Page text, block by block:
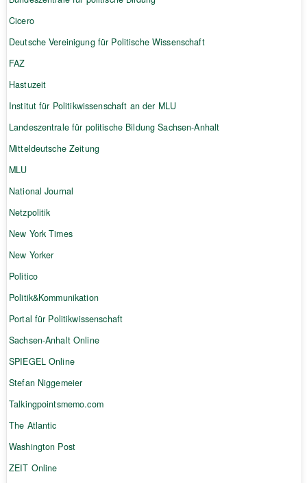
Cicero
Deutsche Vereinigung für Politische Wissenschaft
FAZ
Hastuzeit
Institut für Politikwissenschaft an der MLU
Landeszentrale für politische Bildung Sachsen-Anhalt
Mitteldeutsche Zeitung
MLU
National Journal
Netzpolitik
New York Times
New Yorker
Politico
Politik&Kommunikation
Portal für Politikwissenschaft
Sachsen-Anhalt Online
SPIEGEL Online
Stefan Niggemeier
Talkingpointsmemo.com
The Atlantic
Washington Post
ZEIT Online